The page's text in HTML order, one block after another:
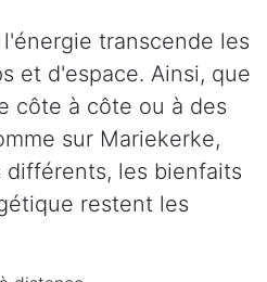
transcende les
et d'espace. Ainsi, que
côte à côte ou à des
sur Mariekerke,
différents, les bienfaits
restent les